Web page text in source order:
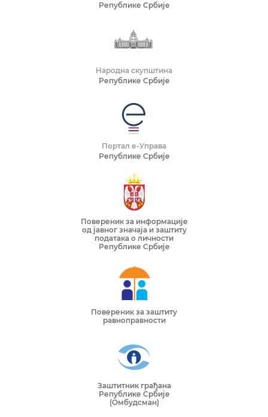
Републике Србије
Народна скупштина
Републике Србије
Портал е-Управа
Републике Србије
Повереник за информације
од јавног значаја и заштиту
података о личности
Републике Србије
Повереник за заштиту
равноправности
Заштитник грађана
Републике Србије
(Омбудсман)